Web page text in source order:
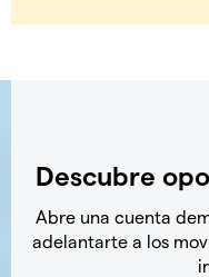
Descubre
Abre una cuenta
adelantarte a los